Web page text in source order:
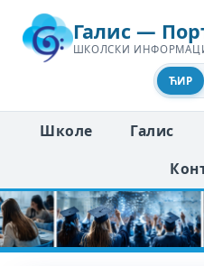
Галис —
ШКОЛСКИ
ЋИР
Школе Галис